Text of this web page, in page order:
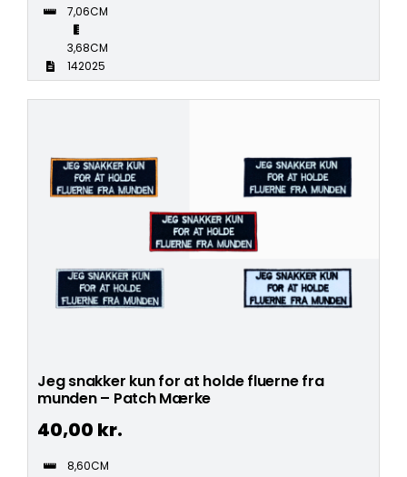
7,06CM
3,68CM
142025
Jeg snakker kun for at holde fluerne fra
munden – Patch Mærke
40,00 kr.
8,60CM